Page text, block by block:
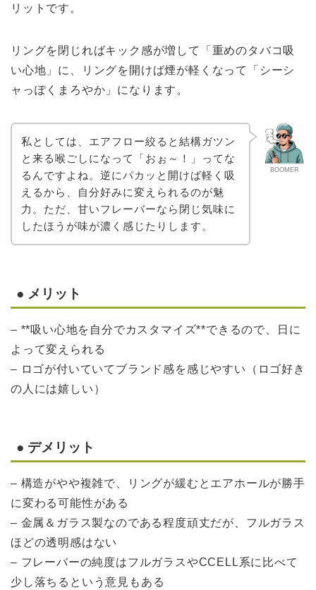
リットです。
リングを閉じればキック感が増して「重めのタバコ吸
い心地」に、リングを開けば煙が軽くなって「シーシ
ャっぽくまろやか」になります。
BOOMER
私としては、エアフロー絞ると結構ガツン
と来る喉ごしになって「おぉ～！」ってな
るんですよね。逆にパカッと開けば軽く吸
えるから、自分好みに変えられるのが魅
力。ただ、甘いフレーバーなら閉じ気味に
したほうが味が濃く感じたりします。
● メリット
– **吸い心地を自分でカスタマイズ**できるので、日に
よって変えられる
– ロゴが付いていてブランド感を感じやすい（ロゴ好き
の人には嬉しい）
● デメリット
– 構造がやや複雑で、リングが緩むとエアホールが勝手
に変わる可能性がある
– 金属＆ガラス製なのである程度頑丈だが、フルガラス
ほどの透明感はない
– フレーバーの純度はフルガラスやCCELL系に比べて
少し落ちるという意見もある